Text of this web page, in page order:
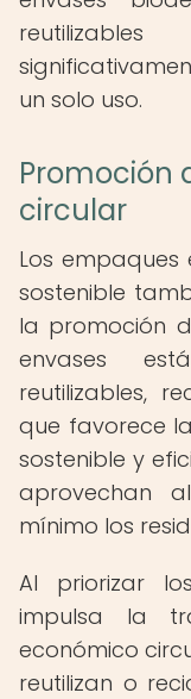
un solo uso.
Promoción
circular
Los empaques
sostenible
la promoción
envases
reutilizables,
que favorece
sostenible y
aprovechan
mínimo los
Al priorizar
impulsa la
económico
reutilizan o